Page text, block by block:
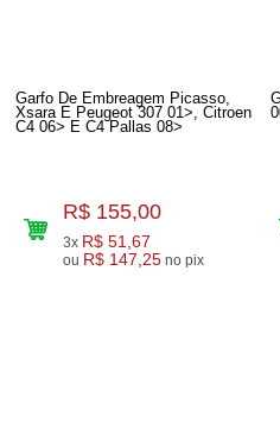
Garfo De Embreagem Picasso,
Xsara E Peugeot 307 01>, Citroen
C4 06> E C4 Pallas 08>
R$ 155,00
3x R$ 51,67
ou R$ 147,25 no pix